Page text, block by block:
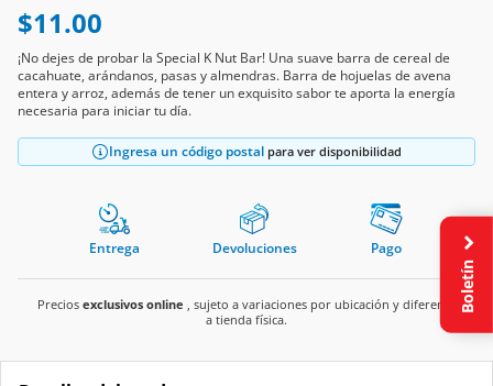
$11.00
¡No dejes de probar la Special K Nut Bar! Una suave barra de cereal de
cacahuate, arándanos, pasas y almendras. Barra de hojuelas de avena
entera y arroz, además de tener un exquisito sabor te aporta la energía
necesaria para iniciar tu día.
Ingresa un código postal para ver disponibilidad
Entrega Devoluciones Pago
Precios exclusivos online , sujeto a variaciones por ubicación y diferente
a tienda física.
Boletín